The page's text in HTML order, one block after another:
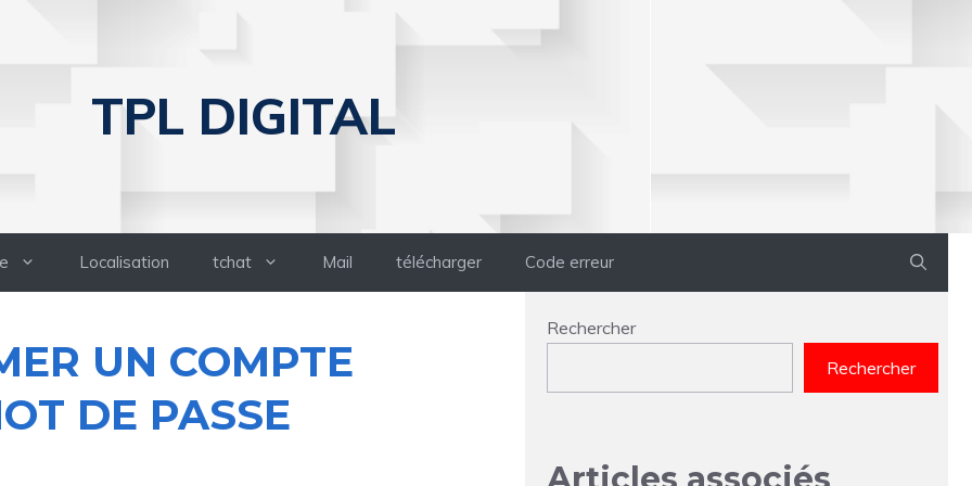
TPL DIGITAL
Localisation tchat Mail télécharger Code erreur
UN COMPTE
DE PASSE
Rechercher
Rechercher